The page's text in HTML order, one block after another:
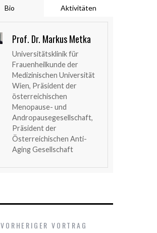
Bio Aktivitäten
Prof. Dr. Markus Metka
Universitätsklinik für
Frauenheilkunde der
Medizinischen Universität
Wien, Präsident der
österreichischen
Menopause- und
Andropausegesellschaft,
Präsident der
Österreichischen Anti-
Aging Gesellschaft
VORHERIGER VORTRAG